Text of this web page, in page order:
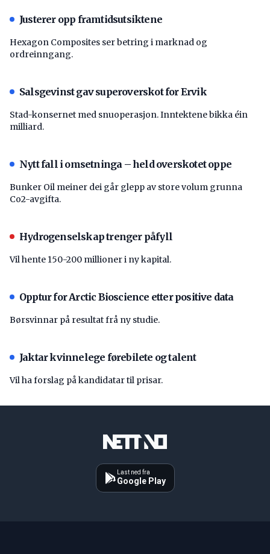
Justerer opp framtidsutsiktene
Hexagon Composites ser betring i marknad og
ordreinngang.
Salsgevinst gav superoverskot for Ervik
Stad-konsernet med snuoperasjon. Inntektene bikka éin
milliard.
Nytt fall i omsetninga – held overskotet oppe
Bunker Oil meiner dei går glepp av store volum grunna
Co2-avgifta.
Hydrogenselskap trenger påfyll
Vil hente 150-200 millioner i ny kapital.
Opptur for Arctic Bioscience etter positive data
Børsvinnar på resultat frå ny studie.
Jaktar kvinnelege førebilete og talent
Vil ha forslag på kandidatar til prisar.
Last ned fra
Google Play